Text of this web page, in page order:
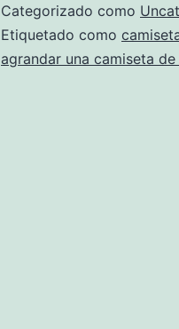
Categorizado como
Etiquetado como
agrandar una camiseta